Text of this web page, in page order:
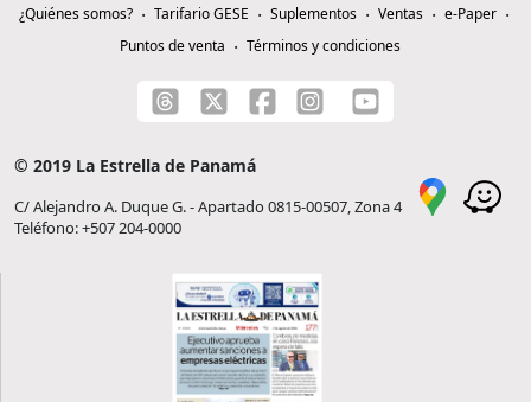
¿Quiénes somos? Tarifario GESE Suplementos Ventas
e-Paper
Puntos de venta
Términos y condiciones
© 2019 La Estrella de Panamá
C/ Alejandro A. Duque G. - Apartado 0815-00507, Zona 4
Teléfono: +507 204-0000